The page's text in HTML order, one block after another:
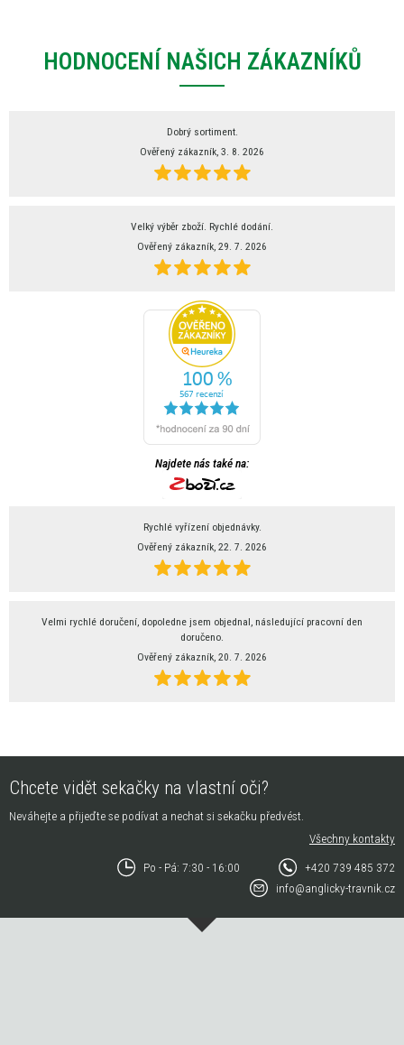
HODNOCENÍ NAŠICH ZÁKAZNÍKŮ
Dobrý sortiment.
Ověřený zákazník, 3. 8. 2026
Velký výběr zboží. Rychlé dodání.
Ověřený zákazník, 29. 7. 2026
Najdete nás také na:
Rychlé vyřízení objednávky.
Ověřený zákazník, 22. 7. 2026
Velmi rychlé doručení, dopoledne jsem objednal, následující pracovní den
doručeno.
Ověřený zákazník, 20. 7. 2026
Chcete vidět sekačky na vlastní oči?
Neváhejte a přijeďte se podívat a nechat si sekačku předvést.
Všechny kontakty
Po - Pá: 7:30 - 16:00
+420 739 485 372
info@anglicky-travnik.cz